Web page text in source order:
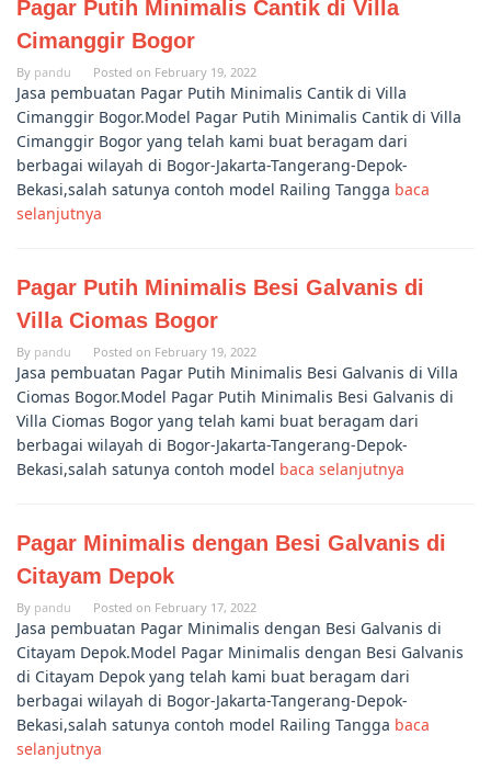
Pagar Putih Minimalis Cantik di Villa
Cimanggir Bogor
By pandu Posted on February 19, 2022
Jasa pembuatan Pagar Putih Minimalis Cantik di Villa
Cimanggir Bogor.Model Pagar Putih Minimalis Cantik di Villa
Cimanggir Bogor yang telah kami buat beragam dari
berbagai wilayah di Bogor-Jakarta-Tangerang-Depok-
Bekasi,salah satunya contoh model Railing Tangga baca
selanjutnya
Pagar Putih Minimalis Besi Galvanis di
Villa Ciomas Bogor
By pandu Posted on February 19, 2022
Jasa pembuatan Pagar Putih Minimalis Besi Galvanis di Villa
Ciomas Bogor.Model Pagar Putih Minimalis Besi Galvanis di
Villa Ciomas Bogor yang telah kami buat beragam dari
berbagai wilayah di Bogor-Jakarta-Tangerang-Depok-
Bekasi,salah satunya contoh model baca selanjutnya
Pagar Minimalis dengan Besi Galvanis di
Citayam Depok
By pandu Posted on February 17, 2022
Jasa pembuatan Pagar Minimalis dengan Besi Galvanis di
Citayam Depok.Model Pagar Minimalis dengan Besi Galvanis
di Citayam Depok yang telah kami buat beragam dari
berbagai wilayah di Bogor-Jakarta-Tangerang-Depok-
Bekasi,salah satunya contoh model Railing Tangga baca
selanjutnya